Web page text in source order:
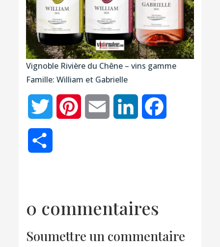
Vignoble Rivière du Chêne – vins gamme
Famille: William et Gabrielle
Twitter Pinterest Email LinkedIn
0 commentaires
Soumettre un commentaire